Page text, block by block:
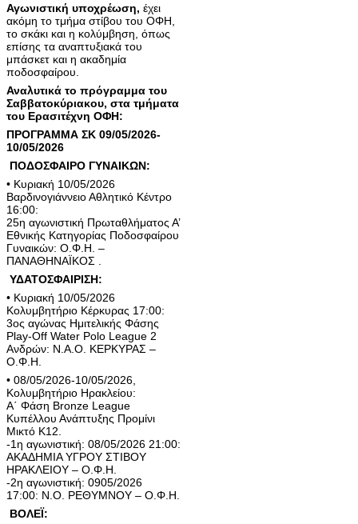
Αγωνιστική υποχρέωση, έχει
ακόμη το τμήμα στίβου του ΟΦΗ,
το σκάκι και η κολύμβηση, όπως
επίσης τα αναπτυξιακά του
μπάσκετ και η ακαδημία
ποδοσφαίρου.
Αναλυτικά το πρόγραμμα του
Σαββατοκύριακου, στα τμήματα
του Ερασιτέχνη ΟΦΗ:
ΠΡΟΓΡΑΜΜΑ ΣΚ 09/05/2026-
10/05/2026
ΠΟΔΟΣΦΑΙΡΟ ΓΥΝΑΙΚΩΝ:
• Κυριακή 10/05/2026
Βαρδινογιάννειο Αθλητικό Κέντρο
16:00:
25η αγωνιστική Πρωταθλήματος Α’
Εθνικής Κατηγορίας Ποδοσφαίρου
Γυναικών: Ο.Φ.Η. –
ΠΑΝΑΘΗΝΑΪΚΟΣ .
ΥΔΑΤΟΣΦΑΙΡΙΣΗ:
• Κυριακή 10/05/2026
Κολυμβητήριο Κέρκυρας 17:00:
3ος αγώνας Ημιτελικής Φάσης
Play-Off Water Polo League 2
Ανδρών: Ν.Α.Ο. ΚΕΡΚΥΡΑΣ –
Ο.Φ.Η.
• 08/05/2026-10/05/2026,
Κολυμβητήριο Ηρακλείου:
Α΄ Φάση Bronze League
Κυπέλλου Ανάπτυξης Προμίνι
Μικτό Κ12.
-1η αγωνιστική: 08/05/2026 21:00:
ΑΚΑΔΗΜΙΑ ΥΓΡΟΥ ΣΤΙΒΟΥ
ΗΡΑΚΛΕΙΟΥ – Ο.Φ.Η.
-2η αγωνιστική: 0905/2026
17:00: Ν.Ο. ΡΕΘΥΜΝΟΥ – Ο.Φ.Η.
ΒΟΛΕΪ: